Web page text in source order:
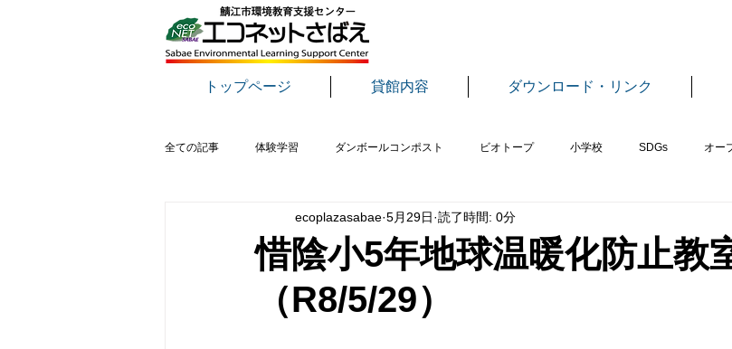
トップページ 貸館内容 ダウンロード・リンク
全ての記事 体験学習 ダンボールコンポスト ビオトープ 小学校 SDGs オー
さばえ環境フェア 植樹 エコプラザさばえ事業
生き物 講演会 中学校
惜陰小5年地球温暖化防止教
（R8/5/29）
ecoplazasabae 5月29日 読了時間: 0分